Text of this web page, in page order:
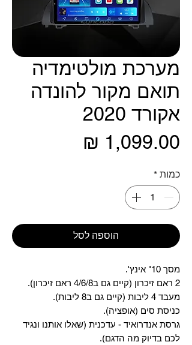
מערכת מולטימדיה
תואם מקור להונדה
אקורד 2020
כמות *
הוספה לסל
מסך 10" אינץ'.
2 ראם זיכרון (קיים גם ב4/6/8 ראם זיכרון).
מעבד 4 ליבות (קיים גם ב8 ליבות).
כניסת סים (אופציה).
גרסת אנדרואיד - עדכנית (שאלו אותנו ונגיד
לכם בדיוק מה הדגם).